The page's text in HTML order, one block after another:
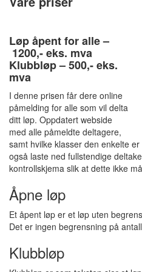
Løp åpent for alle –
1200,- eks. mva
Klubbløp – 500,- eks.
mva
I denne prisen får dere online
påmelding for alle som vil delta
ditt løp. Oppdatert webside
med alle påmeldte deltagere,
samt hvilke klasser den enkelte
også laste ned fullstendige
kontrollskjema slik at dette ikke
Åpne løp
Et åpent løp er et løp uten
Det er ingen begrensning på
Klubbløp